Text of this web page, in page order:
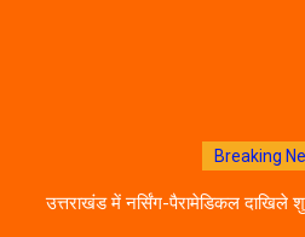
Breaking
उत्तराखंड में नर्सिंग-पैरामेडिकल